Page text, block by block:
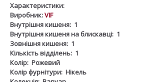
Характеристики:
Виробник:VIF
Внутрішня кишеня: 1
Внутрішня кишеня на блискавці: 1
Зовнішня кишеня: 1
Кількість відділень: 1
Колір: Рожевий
Колір фурнітури: Нікель